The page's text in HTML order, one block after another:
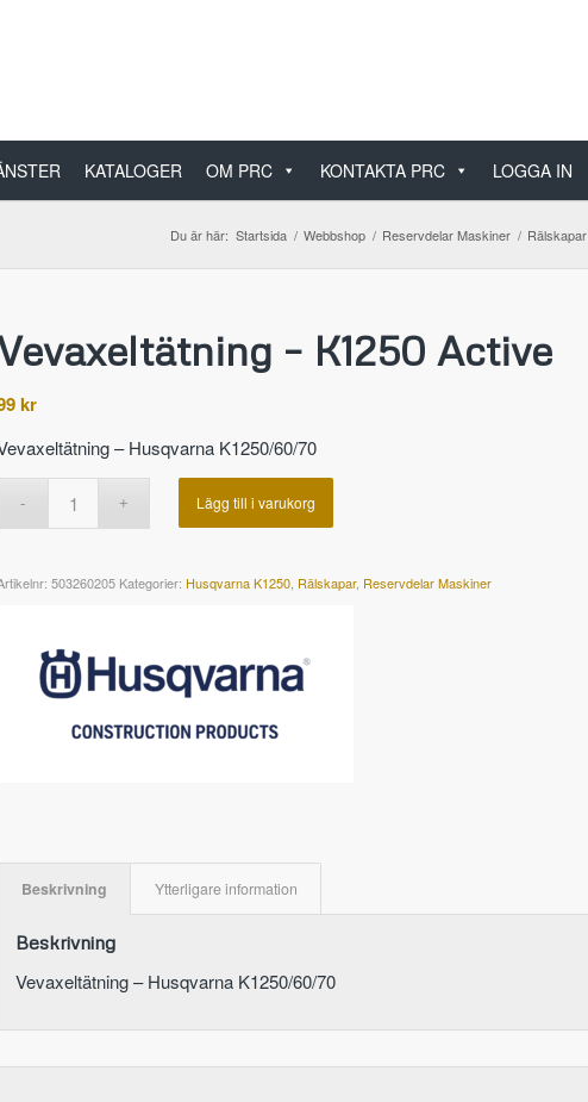
KATALOGER OM PRC KONTAKTA PRC LOGGA IN
Du är här: Startsida / Webbshop / Reservdelar Maskiner / Rälskapar
– K1250 Active
kr
– Husqvarna K1250/60/70
Lägg till i varukorg
503260205 Kategorier: Husqvarna K1250 Rälskapar, Reservdelar Maskiner
Beskrivning Ytterligare information
Beskrivning
Vevaxeltätning – Husqvarna K1250/60/70